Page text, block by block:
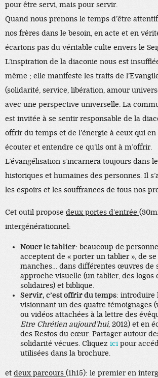
pour être servi, mais pour servir.
Quand nous prenons le temps d’être
nos frères dans le besoin, en acte et en
écartons pas du véritable culte envers le
L’inspiration de la diaconie nous est
même ; elle manifeste les traits de
(solidarité, service, libération, amour
avec une perspective universelle. La
est invitée à se sentir responsable de la
offrir du temps et de l’énergie à ceux qui en
écouter et entendre ce qu’ils ont à m’offrir.
L’évangélisation s’incarnera toujours dans
historiques et humaines des personnes. Il
les espoirs et les souffrances de tous nos
Cet outil propose deux portes d’entrée
intergénérationnel:
Nouer le tablier: beaucoup de
acceptent de « porter un tablier », de
manches… dans différentes œuvres de
approche visuelle (un tablier, des logos
solidaires) et biblique.
Servir, c’est offrir du temps: introduire
visionnant un des quatre témoignages
ou vidéos attachées à la lettre des
Etre Chrétien aujourd’hui, 2012) et en
des Restos du cœur. Partager autour
solidarité vécues. Cliquez ici pour
utilisées dans la brochure.
et deux parcours (1h15): le premier en